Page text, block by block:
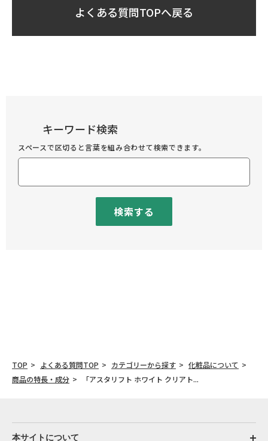
よくある質問TOPへ戻る
キーワード検索
スペースで区切ると言葉を組み合わせて検索できます。
検索する
TOP よくある質問TOP カテゴリーから探す
化粧品について
商品の特長・成分
「アスタリフト ホワイト クリアト...
本サイトについて